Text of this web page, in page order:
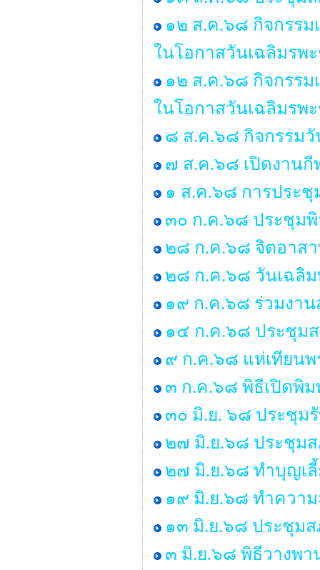
๑๒ ส.ค.๖๘ กิจกรรม
ในโอกาสวันเฉลิมรพ
๑๒ ส.ค.๖๘ กิจกรรม
ในโอกาสวันเฉลิมรพ
๘ ส.ค.๖๘ กิจกรรม
๗ ส.ค.๖๘ เปิดงานกี
๑ ส.ค.๖๘ การประ
๓๐ ก.ค.๖๘ ประชุม
๒๘ ก.ค.๖๘ จิตอาส
๒๘ ก.ค.๖๘ วันเฉลิม
๑๙ ก.ค.๖๘ ร่วมงา
๑๔ ก.ค.๖๘ ประชุม
๙ ก.ค.๖๘ แห่เทียน
๓ ก.ค.๖๘ พิธีเปิดพิ
๓๐ มิ.ย. ๖๘ ประชุม
๒๗ มิ.ย.๖๘ ประชุม
๒๗ มิ.ย.๖๘ ทำบุญเลี้
๑๙ มิ.ย.๖๘ ทำควา
๑๓ มิ.ย.๖๘ ประชุมส
๓ มิ.ย.๖๘ พิธีวางพา